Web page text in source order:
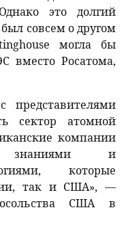
это долгий
совсем о другом
могла бы
вместо Росатома,
представителями
сектор атомной
компании
знаниями и
которые
так и США», —
США в